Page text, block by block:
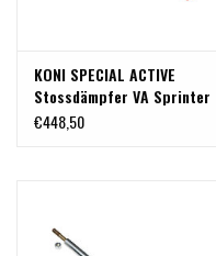
KONI SPECIAL ACTIVE
Stossdämpfer VA Sprinter
(906) 3.5T 2WD
€448,50